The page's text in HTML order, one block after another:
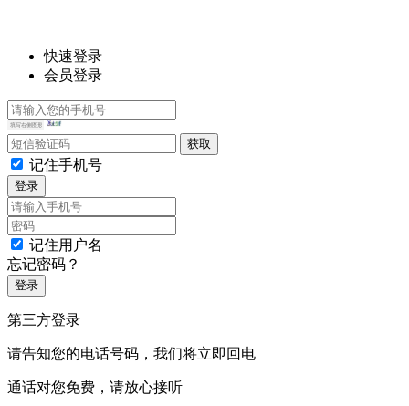
快速登录
会员登录
记住手机号
登录
记住用户名
忘记密码？
登录
第三方登录
请告知您的电话号码，我们将立即回电
通话对您免费，请放心接听